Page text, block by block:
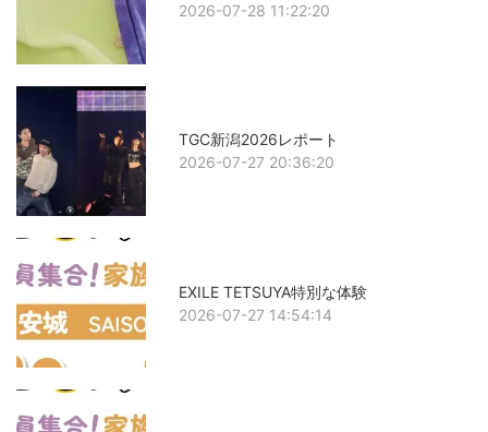
2026-07-28 11:22:20
TGC新潟2026レポート
2026-07-27 20:36:20
EXILE TETSUYA特別な体験
2026-07-27 14:54:14